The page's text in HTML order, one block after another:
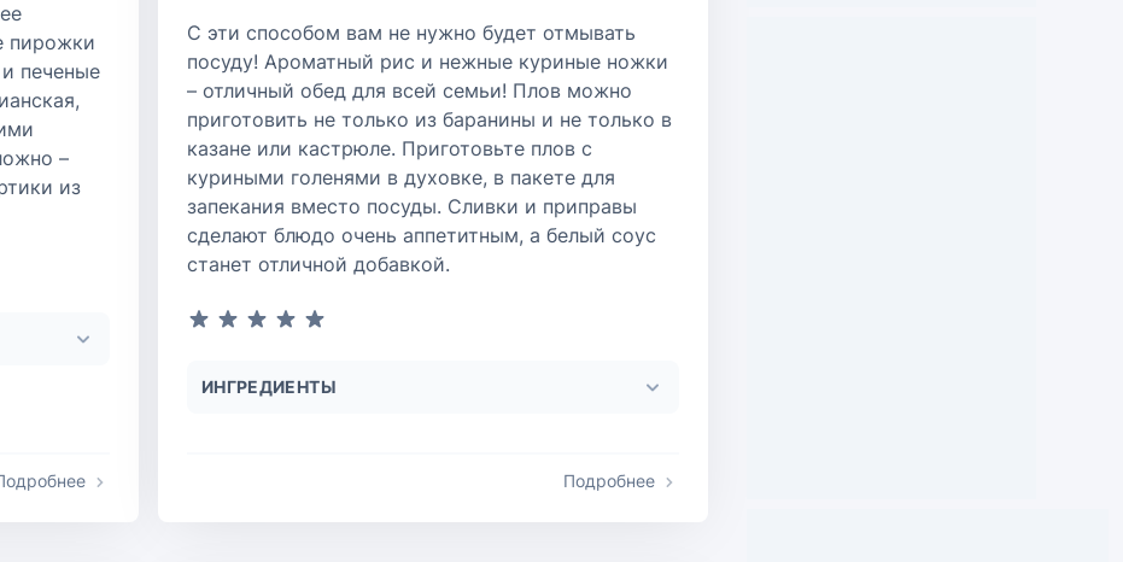
пирожки
печеные
–
из
С эти способом вам не нужно будет отмывать
посуду! Ароматный рис и нежные куриные ножки
– отличный обед для всей семьи! Плов можно
приготовить не только из баранины и не только в
казане или кастрюле. Приготовьте плов с
куриными голенями в духовке, в пакете для
запекания вместо посуды. Сливки и приправы
сделают блюдо очень аппетитным, а белый соус
станет отличной добавкой.
ИНГРЕДИЕНТЫ
Подробнее